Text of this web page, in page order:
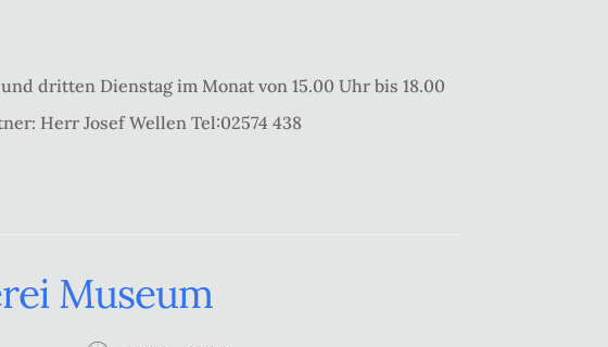
dritten Dienstag im Monat von 15.00 Uhr bis 18.00
Herr Josef Wellen Tel:02574 438
Museum